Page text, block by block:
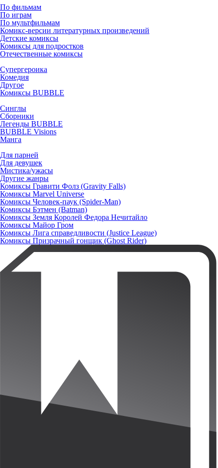
По фильмам
По играм
По мультфильмам
Комикс-версии литературных произведений
Детские комиксы
Комиксы для подростков
Отечественные комиксы
Супергероика
Комедия
Другое
Комиксы BUBBLE
Синглы
Сборники
Легенды BUBBLE
BUBBLE Visions
Манга
Для парней
Для девушек
Мистика/ужасы
Другие жанры
Комиксы Гравити Фолз (Gravity Falls)
Комиксы Marvel Universe
Комиксы Человек-паук (Spider-Man)
Комиксы Бэтмен (Batman)
Комиксы Земля Королей Федора Нечитайло
Комиксы Майор Гром
Комиксы Лига справедливости (Justice League)
Комиксы Призрачный гонщик (Ghost Rider)